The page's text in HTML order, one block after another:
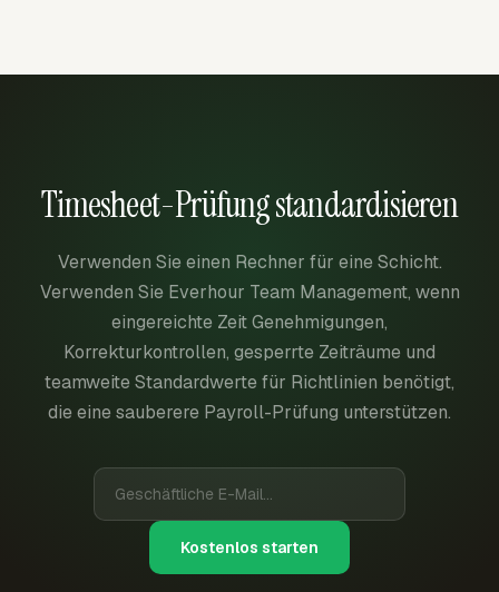
Timesheet-Prüfung standardisieren
Verwenden Sie einen Rechner für eine Schicht.
Verwenden Sie Everhour Team Management, wenn
eingereichte Zeit Genehmigungen,
Korrekturkontrollen, gesperrte Zeiträume und
teamweite Standardwerte für Richtlinien benötigt,
die eine sauberere Payroll-Prüfung unterstützen.
Kostenlos starten